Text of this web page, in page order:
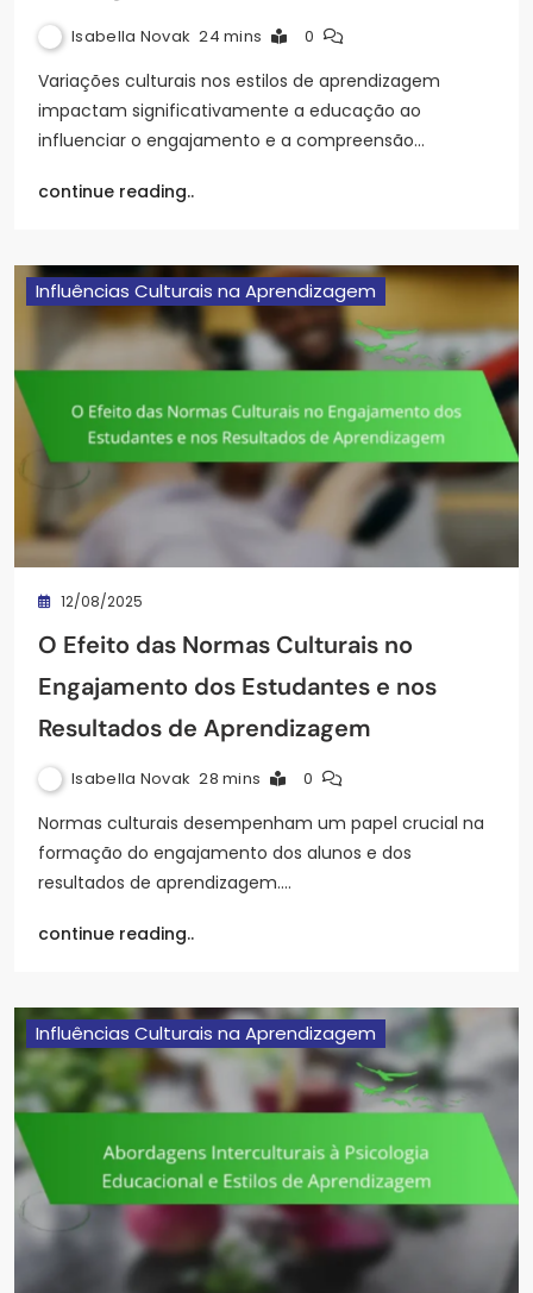
Isabella Novak 24 mins 0
Variações culturais nos estilos de aprendizagem
impactam significativamente a educação ao
influenciar o engajamento e a compreensão…
continue reading..
Influências Culturais na Aprendizagem
12/08/2025
O Efeito das Normas Culturais no
Engajamento dos Estudantes e nos
Resultados de Aprendizagem
Isabella Novak 28 mins 0
Normas culturais desempenham um papel crucial na
formação do engajamento dos alunos e dos
resultados de aprendizagem.…
continue reading..
Influências Culturais na Aprendizagem